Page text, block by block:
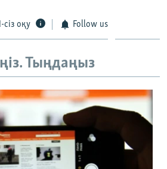
сіз оқу Follow us
Тыңдаңыз